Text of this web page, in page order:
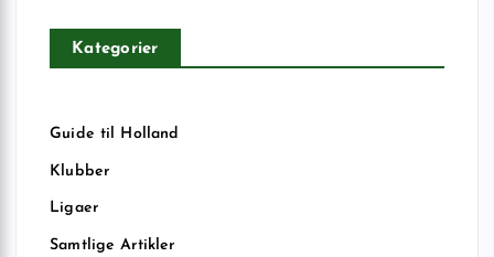
Kategorier
Guide til Holland
Klubber
Ligaer
Samtlige Artikler